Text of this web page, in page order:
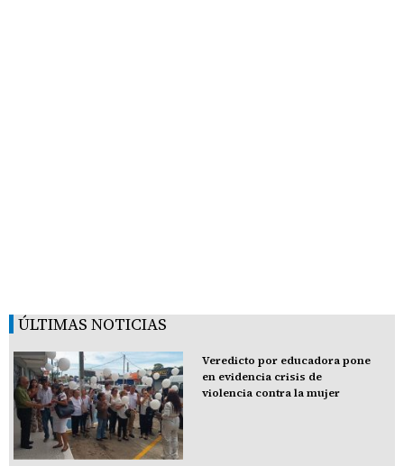
ÚLTIMAS NOTICIAS
Veredicto por educadora pone
en evidencia crisis de
violencia contra la mujer